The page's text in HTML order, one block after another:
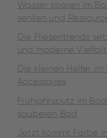
Wasser sparen im
senken und
Die Fliesentrends
und moderne Vielfalt
Die kleinen Helfer
Accessoires
Frühjahrsputz im
sauberen Bad
Jetzt kommt Farbe